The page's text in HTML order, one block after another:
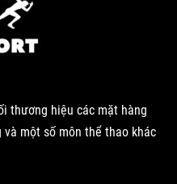
thương hiệu các mặt hàng
một số môn thể thao khác